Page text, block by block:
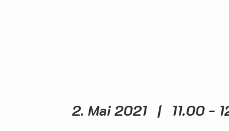
2. Mai 2021 | 11.00 -